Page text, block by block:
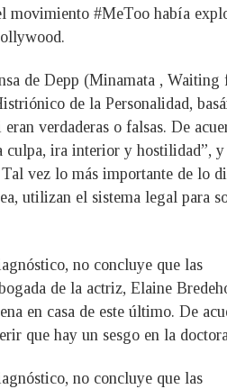
movimiento #MeToo había
de Depp (Minamata , Waiting
de la Personalidad,
verdaderas o falsas. De
culpa, ira interior y hostilidad”,
vez lo más importante de lo
utilizan el sistema legal para
no concluye que las
de la actriz, Elaine
en casa de este último. De
que hay un sesgo en la
no concluye que las